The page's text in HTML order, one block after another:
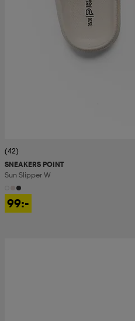
(42)
SNEAKERS POINT
Sun Slipper W
99:-